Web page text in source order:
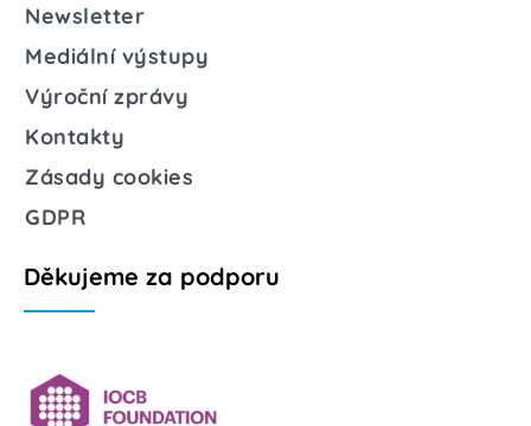
Newsletter
Mediální výstupy
Výroční zprávy
Kontakty
Zásady cookies
GDPR
Děkujeme za podporu